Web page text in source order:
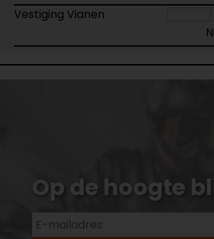
Vestiging Vianen
Op de hoogte